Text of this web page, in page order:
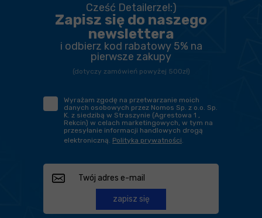
Cześć Detailerze!:)
Zapisz się do naszego
newslettera
i odbierz kod rabatowy 5% na
pierwsze zakupy
(dotyczy zamówień powyżej 500zł)
Wyrażam zgodę na przetwarzanie moich
danych osobowych przez Nomos Sp. z o.o. Sp.
K. z siedzibą w Straszynie (Agrestowa 1 ,
Rekcin) w celach marketingowych, w tym na
przesyłanie informacji handlowych drogą
elektroniczną. Polityka prywatności
zapisz się